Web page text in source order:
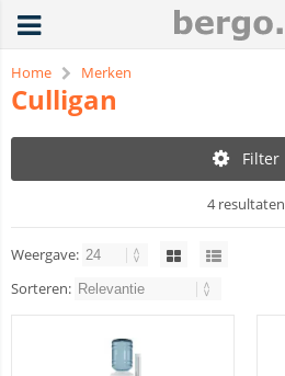
Home Merken
Culligan
Filter
4 resultaten
Weergave:
Sorteren: